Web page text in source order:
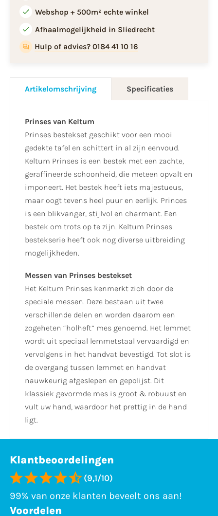
Webshop + 500m² echte winkel
Afhaalmogelijkheid in Sliedrecht
Hulp of advies? 0184 41 10 16
Artikelomschrijving Specificaties
Prinses van Keltum
Prinses bestekset geschikt voor een mooi
gedekte tafel en schittert in al zijn eenvoud.
Keltum Prinses is een bestek met een zachte,
geraffineerde schoonheid, die meteen opvalt en
imponeert. Het bestek heeft iets majestueus,
maar oogt tevens heel puur en eerlijk. Princes
is een blikvanger, stijlvol en charmant. Een
bestek om trots op te zijn. Keltum Prinses
bestekserie heeft ook nog diverse uitbreiding
mogelijkheden.
Messen van Prinses bestekset
Het Keltum Prinses kenmerkt zich door de
speciale messen. Deze bestaan uit twee
verschillende delen en worden daarom een
zogeheten “holheft” mes genoemd. Het lemmet
wordt uit speciaal lemmetstaal vervaardigd en
vervolgens in het handvat bevestigd. Tot slot is
de overgang tussen lemmet en handvat
nauwkeurig afgeslepen en gepolijst. Dit
klassiek gevormde mes is groot & robuust en
vult uw hand, waardoor het prettig in de hand
ligt.
Klantbeoordelingen
(9,1/10)
99% van onze klanten beveelt ons aan!
Voordelen